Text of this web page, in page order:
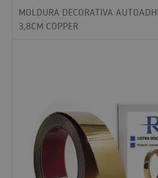
MOLDURA DECORATIVA
3,8CM COPPER